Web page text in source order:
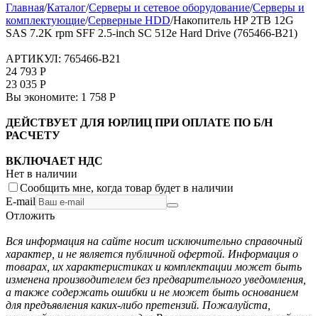
Главная/Каталог/Серверы и сетевое оборудование/Серверы и
комплектующие/Серверные HDD/Накопитель HP 2TB 12G
SAS 7.2K rpm SFF 2.5-inch SC 512e Hard Drive (765466-B21)
АРТИКУЛ: 765466-B21
24 793 Р
23 035 Р
Вы экономите: 1 758 Р
ДЕЙСТВУЕТ ДЛЯ ЮРЛИЦ ПРИ ОПЛАТЕ ПО Б/Н
РАСЧЕТУ
ВКЛЮЧАЕТ НДС
Нет в наличии
Сообщить мне, когда товар будет в наличии
E-mail
Отложить
Вся информация на сайте носит исключительно справочный
характер, и не является публичной офертой. Информация о
товарах, их характеристиках и комплектации может быть
изменена производителем без предварительного уведомления,
а также содержать ошибки и не может быть основанием
для предъявления каких-либо претензий. Пожалуйста,